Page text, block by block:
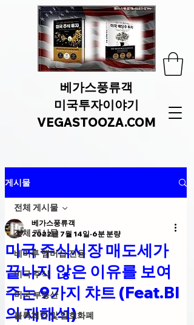
베가스풍류객
미국투자이야기
VEGASTOOZA.COM
게시물
전체 게시물
베미투 멤버십 전용
미국 주식
미국 부동산
블록체인 및 암호화폐
전체 게시물
미국 주식시장 매도세가
끝나지 않은 이유를 보여
주는 9가지 챠트 (Feat.BI
의 재해석)
베가스풍류객
2022년 7월 14일 6분 분량